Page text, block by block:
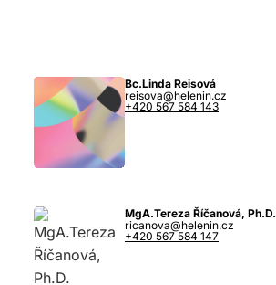
Bc.Linda Reisová
reisova@helenin.cz
+420 567 584 143
MgA.Tereza Říčanová, Ph.D.
ricanova@helenin.cz
+420 567 584 147